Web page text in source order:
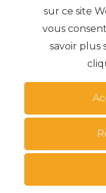
Termes et
Modes alternatifs
Protection des
données
© 2026 IMO360.
sur ce site
vous
savoir plus